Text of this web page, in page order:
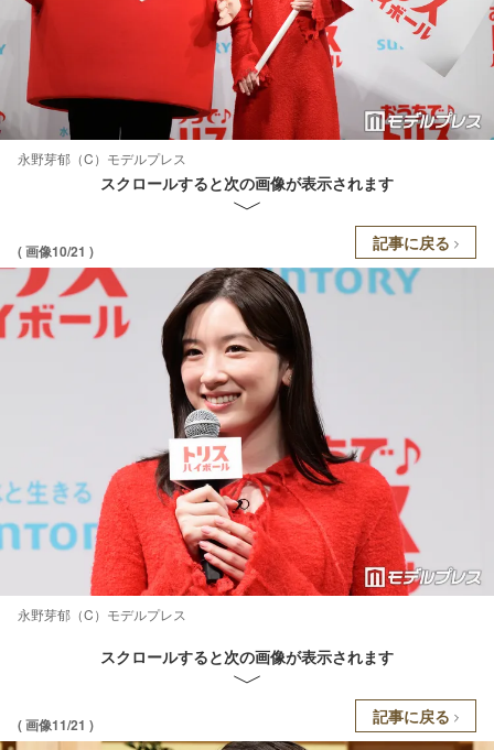
永野芽郁（C）モデルプレス
スクロールすると次の画像が表示されます
( 画像10/21 ) 記事に戻る
永野芽郁（C）モデルプレス
スクロールすると次の画像が表示されます
( 画像11/21 ) 記事に戻る